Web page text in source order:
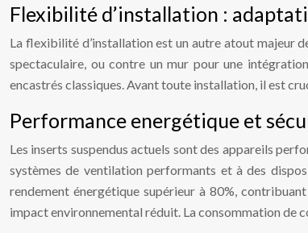
Flexibilité d’installation :
La flexibilité d’installation est un autre atout majeur
spectaculaire, ou contre un mur pour une
encastrés classiques. Avant toute installation, il est
Performance energétique et
Les inserts suspendus actuels sont des appareils
systèmes de ventilation performants et à des
rendement énergétique supérieur à 80%,
impact environnemental réduit. La consommation de